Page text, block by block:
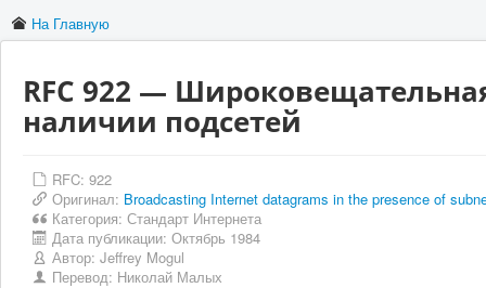
На Главную
RFC 922 —
наличии подсетей
RFC: 922
Оригинал: Broadcasting Internet datagrams in the presence of
Категория: Стандарт Интернета
Дата публикации: Октябрь 1984
Автор: Jeffrey Mogul
Перевод: Николай Малых